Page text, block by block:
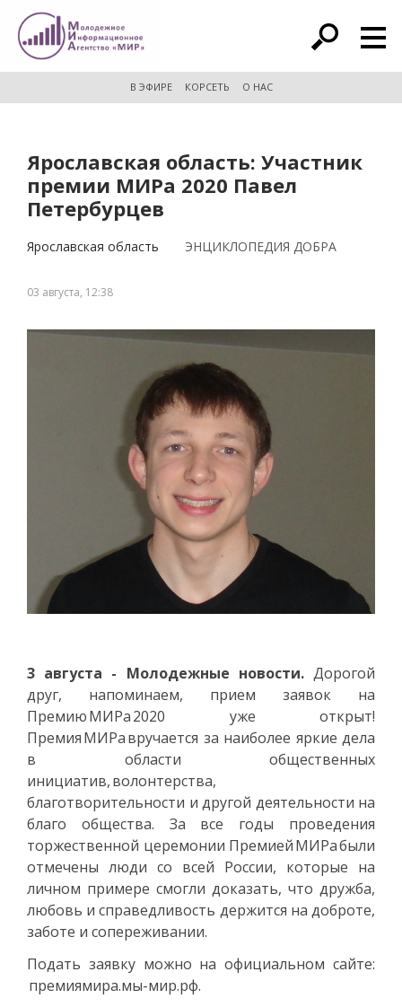
расширенный поиск
В ЭФИРЕ КОРСЕТЬ О НАС
Ярославская область: Участник
премии МИРа 2020 Павел
Петербурцев
Ярославская область ЭНЦИКЛОПЕДИЯ ДОБРА
03 августа, 12:38
3 августа - Молодежные новости.Дорогой
друг, напоминаем, прием заявок на
Премию МИРа 2020 уже открыт!
Премия МИРа вручается за наиболее яркие дела
в области общественных
инициатив, волонтерства,
благотворительности и другой деятельности на
благо общества. За все годы проведения
торжественной церемонии Премией МИРа были
отмечены люди со всей России, которые на
личном примере смогли доказать, что дружба,
любовь и справедливость держится на доброте,
заботе и сопереживании.
Подать заявку можно на официальном сайте:
премиямира.мы-мир.рф.